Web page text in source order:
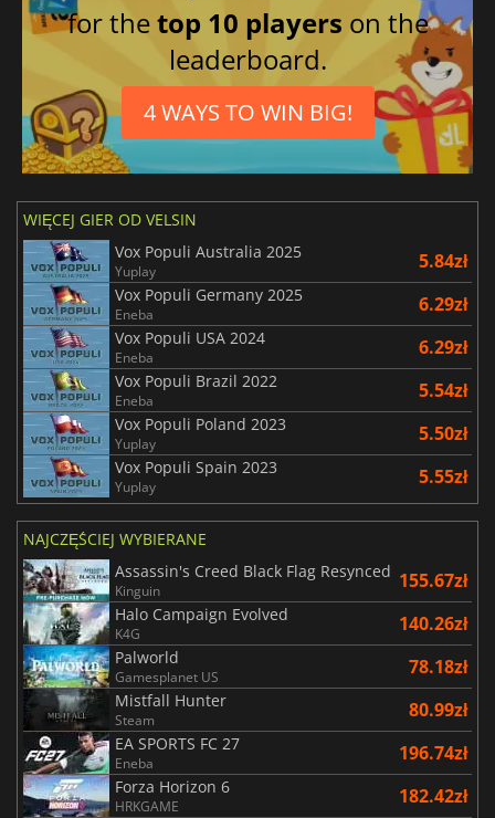
for thetop 10 players on the
leaderboard.
4 WAYS TO WIN BIG!
WIĘCEJ GIER OD VELSIN
Vox Populi Australia 2025
Yuplay 5.84zł
Vox Populi Germany 2025
Eneba 6.29zł
Vox Populi USA 2024
Eneba 6.29zł
Vox Populi Brazil 2022
Eneba 5.54zł
Vox Populi Poland 2023
Yuplay 5.50zł
Vox Populi Spain 2023
Yuplay 5.55zł
NAJCZĘŚCIEJ WYBIERANE
Assassin's Creed Black Flag Resynced
Kinguin 155.67zł
Halo Campaign Evolved
K4G 140.26zł
Palworld
Gamesplanet US 78.18zł
Mistfall Hunter
Steam 80.99zł
EA SPORTS FC 27
Eneba 196.74zł
Forza Horizon 6
HRKGAME 182.42zł